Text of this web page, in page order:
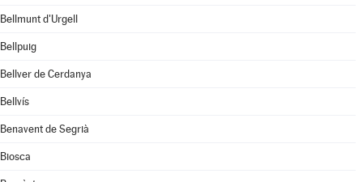
Bellmunt d'Urgell
Bellpuig
Bellver de Cerdanya
Bellvís
Benavent de Segrià
Biosca